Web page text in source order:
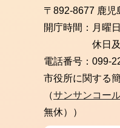
〒892-8677 鹿
開庁時間： 月曜
休日
電話番号： 099-
市役所に関する
（サンサンコー
無休））